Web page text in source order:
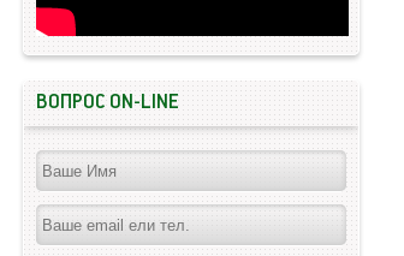
ВОПРОС ON-LINE